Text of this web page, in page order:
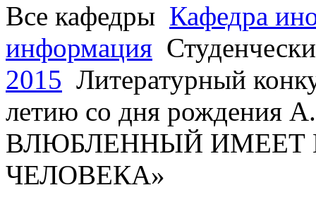
Все кафедры Кафедра
информация
2015 Литературный
летию со дня рождения
ВЛЮБЛЕННЫЙ ИМЕЕТ
ЧЕЛОВЕКА»